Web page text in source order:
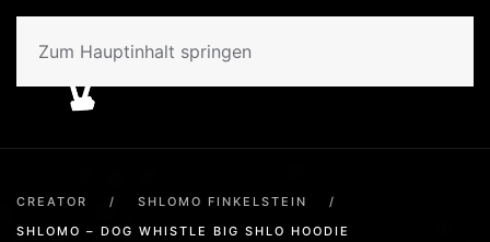
Zum Hauptinhalt springen
CREATOR / SHLOMO FINKELSTEIN
/
SHLOMO – DOG WHISTLE BIG SHLO HOODIE